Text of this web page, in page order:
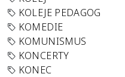
KOLEJE PEDAGOG
KOMEDIE
KOMUNISMUS
KONCERTY
KONEC